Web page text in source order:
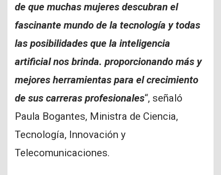
de que muchas mujeres descubran el
fascinante mundo de la tecnología y todas
las posibilidades que la inteligencia
artificial nos brinda. proporcionando más y
mejores herramientas para el crecimiento
de sus carreras profesionales“, señaló
Paula Bogantes, Ministra de Ciencia,
Tecnología, Innovación y
Telecomunicaciones.